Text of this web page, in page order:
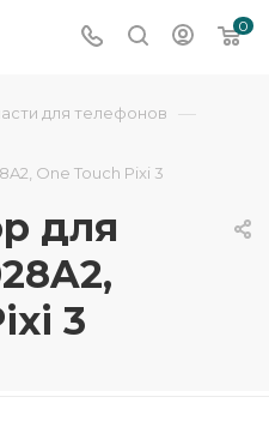
0
для телефонов —
One Touch Pixi 3
для
3